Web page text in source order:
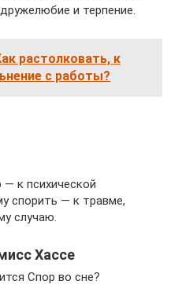
и терпение.
растолковать, к
с работы?
к психической
спорить — к травме,
случаю.
Хассе
Спор во сне?